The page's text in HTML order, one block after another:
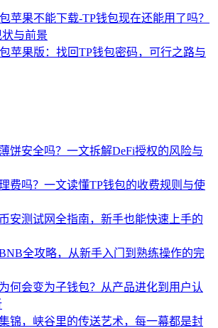
苹果不能下载-TP钱包现在还能用了吗？
与前景
包苹果版：找回TP钱包密码，可行之路与
饼安全吗？一文拆解DeFi授权的风险与
费吗？一文读懂TP钱包的收费规则与使
安测试网全指南，新手也能快速上手的
全攻略，从新手入门到熟练操作的完
何会变为子钱包？从产品进化到用户认
锦，峡谷里的传送艺术，每一幕都是封